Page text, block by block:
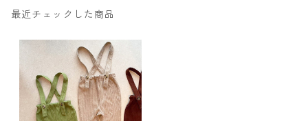
最近チェックした商品